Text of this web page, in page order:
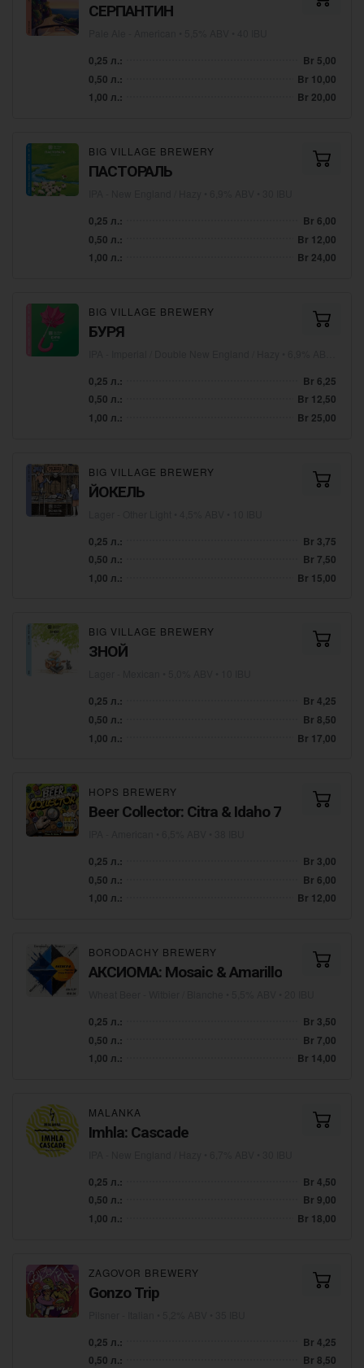
СЕРПАНТИН
0,25 л.:
Br 5,00
0,50 л.:
Br 10,00
1,00 л.:
Br 20,00
BIG VILLAGE BREWERY
ПАСТОРАЛЬ
0,25 л.:
Br 6,00
0,50 л.:
Br 12,00
1,00 л.:
Br 24,00
BIG VILLAGE BREWERY
БУРЯ
0,25 л.:
Br 6,25
0,50 л.:
Br 12,50
1,00 л.:
Br 25,00
BIG VILLAGE BREWERY
ЙОКЕЛЬ
0,25 л.:
Br 3,75
0,50 л.:
Br 7,50
1,00 л.:
Br 15,00
BIG VILLAGE BREWERY
ЗНОЙ
0,25 л.:
Br 4,25
0,50 л.:
Br 8,50
1,00 л.:
Br 17,00
HOPS BREWERY
Beer Collector: Citra & Idaho 7
0,25 л.:
Br 3,00
0,50 л.:
Br 6,00
1,00 л.:
Br 12,00
BORODACHY BREWERY
АКСИОМА: Mosaic & Amarillo
0,25 л.:
Br 3,50
0,50 л.:
Br 7,00
1,00 л.:
Br 14,00
MALANKA
Imhla: Cascade
0,25 л.:
Br 4,50
0,50 л.:
Br 9,00
1,00 л.:
Br 18,00
ZAGOVOR BREWERY
Gonzo Trip
0,25 л.:
Br 4,25
0,50 л.:
Br 8,50